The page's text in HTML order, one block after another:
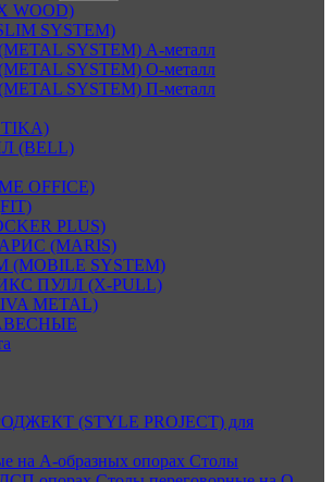
WOOD)
SYSTEM)
SYSTEM) А-металл
SYSTEM) О-металл
SYSTEM) П-металл
(BELL)
OFFICE)
PLUS)
(MARIS)
SYSTEM)
ПУЛЛ (X-PULL)
METAL)
(STYLE PROJECT) для
на А-образных опорах Столы